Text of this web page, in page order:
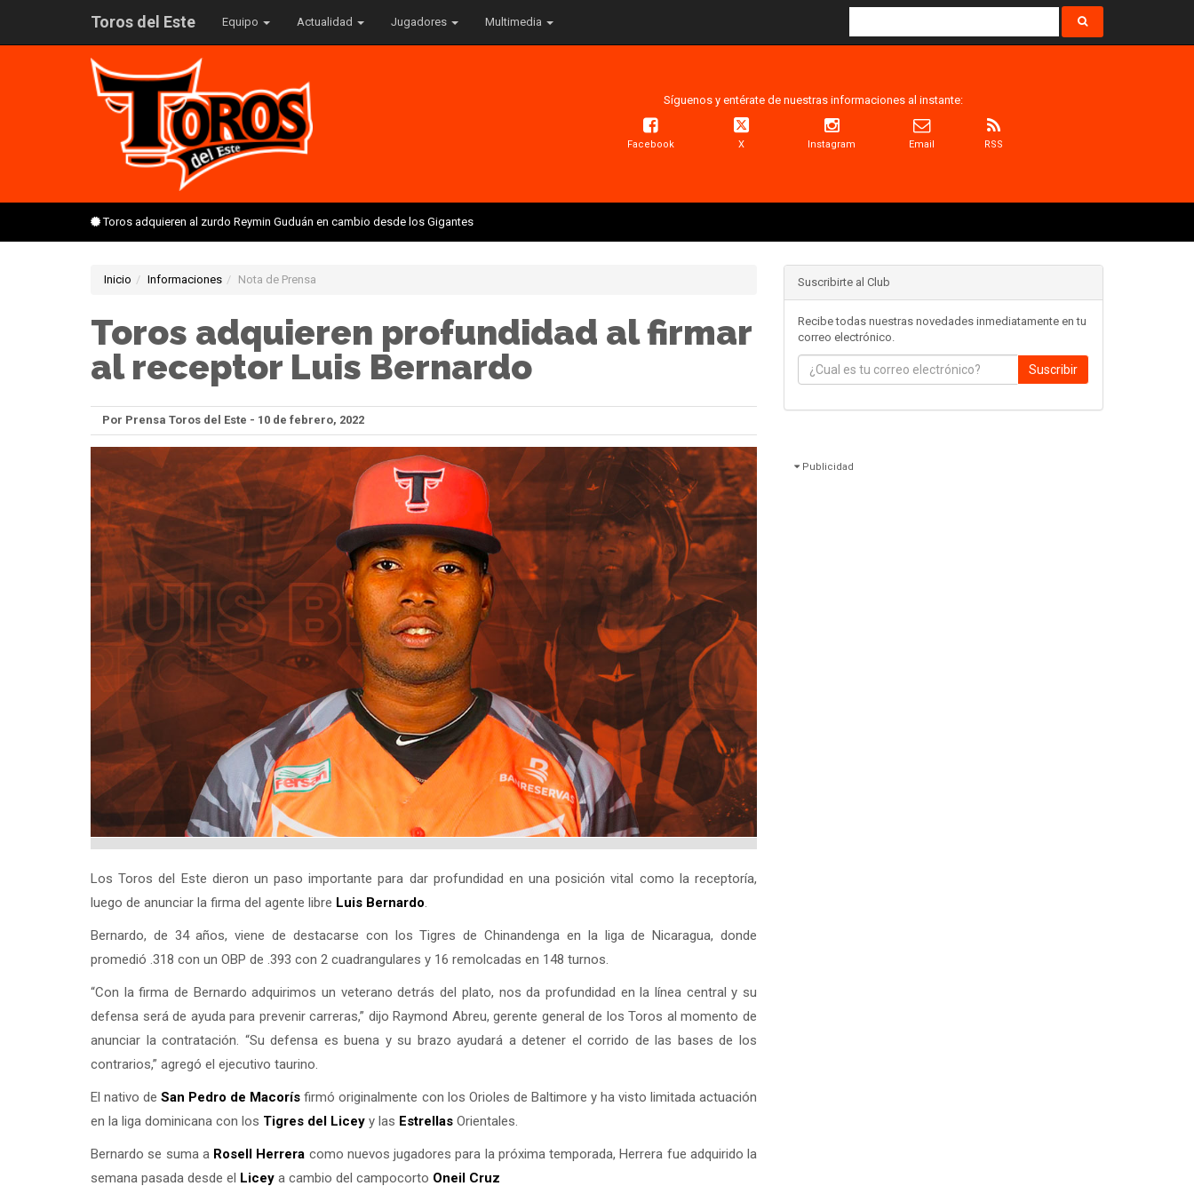
Toros del Este Equipo Actualidad Jugadores Multimedia
Síguenos y entérate de nuestras informaciones al instante:
Facebook X Instagram Email RSS
Toros adquieren al zurdo Reymin Guduán en cambio desde los Gigantes
Inicio Informaciones Nota de Prensa
Toros adquieren profundidad al firmar
al receptor Luis Bernardo
Por Prensa Toros del Este - 10 de febrero, 2022
Los Toros del Este dieron un paso importante para dar profundidad en una posición vital como la receptoría,
luego de anunciar la firma del agente libre Luis Bernardo.
Bernardo, de 34 años, viene de destacarse con los Tigres de Chinandenga en la liga de Nicaragua, donde
promedió .318 con un OBP de .393 con 2 cuadrangulares y 16 remolcadas en 148 turnos.
“Con la firma de Bernardo adquirimos un veterano detrás del plato, nos da profundidad en la línea central y su
defensa será de ayuda para prevenir carreras,” dijo Raymond Abreu, gerente general de los Toros al momento de
anunciar la contratación. “Su defensa es buena y su brazo ayudará a detener el corrido de las bases de los
contrarios,” agregó el ejecutivo taurino.
El nativo deSan Pedro de Macorís firmó originalmente con los Orioles de Baltimore y ha visto limitada actuación
en la liga dominicana con los Tigres del Licey y las Estrellas Orientales.
Bernardo se suma a Rosell Herrera como nuevos jugadores para la próxima temporada, Herrera fue adquirido la
semana pasada desde el Licey a cambio del campocorto Oneil Cruz
Suscribirte al Club
Recibe todas nuestras novedades inmediatamente en tu
correo electrónico.
Suscribir
Publicidad